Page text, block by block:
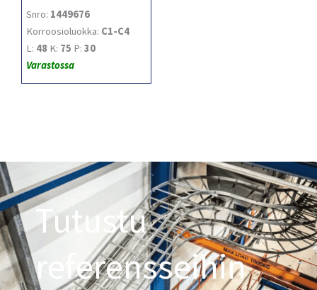
Snro: 1449676
Korroosioluokka: C1-C4
L: 48 K: 75 P: 30
Varastossa
Tutustu
referensseihin